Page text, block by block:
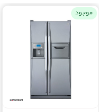
موجود